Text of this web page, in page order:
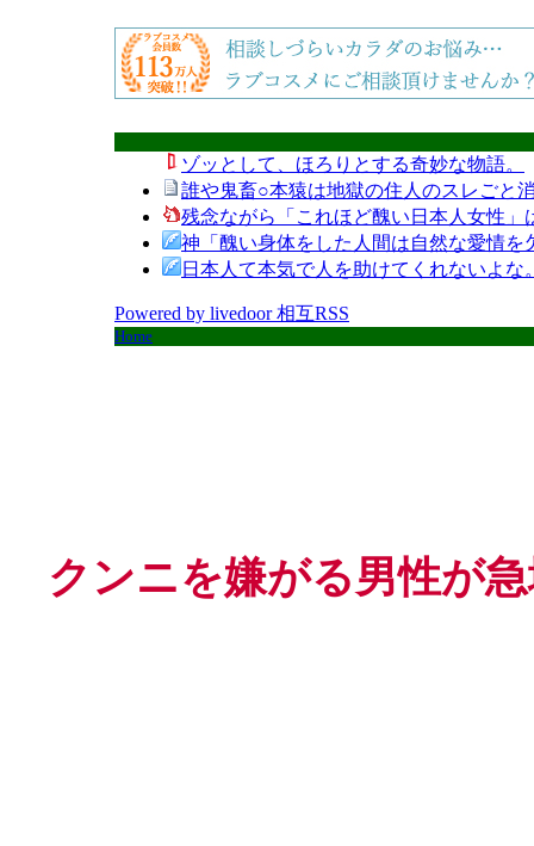
ゾッとして、ほろりとする奇妙な物語。
誰や鬼畜○本猿は地獄の住人のスレごと
残念ながら「これほど醜い日本人女性
神「醜い身体をした人間は自然な愛情を
日本人て本気で人を助けてくれないよ
Powered by livedoor 相互RSS
Home
クンニを嫌がる男性が